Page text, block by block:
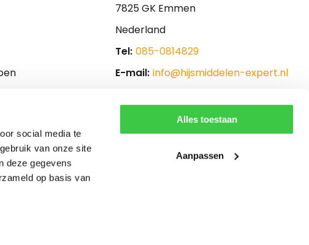
social media te
van onze site
deze gegevens
op basis van
Alles toestaan
Aanpassen
7825 GK Emmen
Nederland
Tel: 085-0814829
E-mail: info@hijsmiddelen-expert.nl